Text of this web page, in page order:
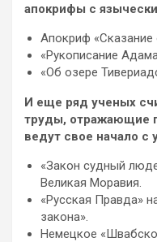
апокрифы с
Апокриф «Сказание
«Рукописание
«Об озере
И еще ряд ученых
труды, отражающие
ведут свое начало с
«Закон судный
Великая Моравия.
«Русская Правда»
закона».
Немецкое